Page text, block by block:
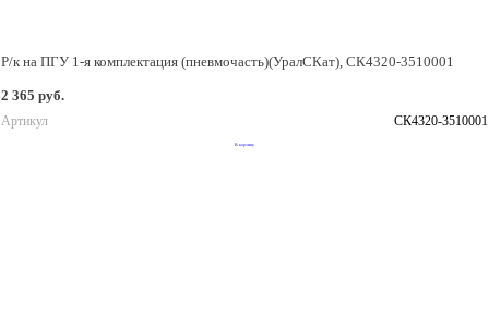
Р/к на ПГУ 1-я комплектация (пневмочасть)(УралСКат), СК4320-3510001
2 365 руб.
Артикул СК4320-3510001
В корзину